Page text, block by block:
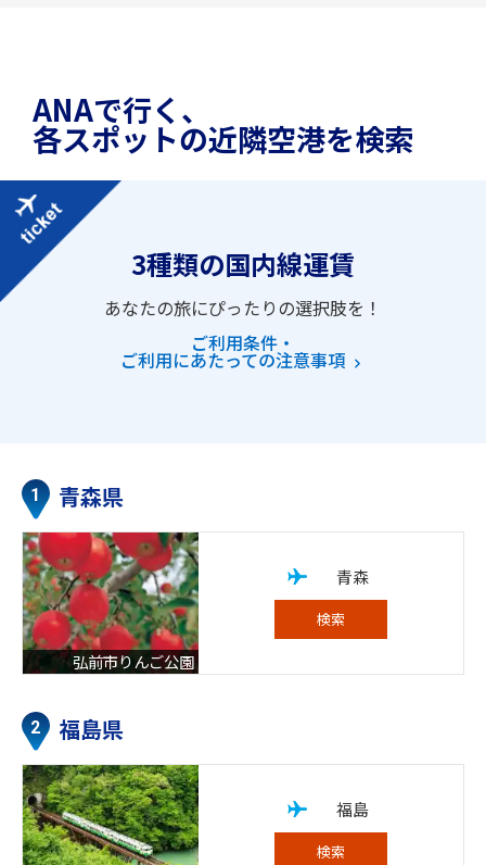
ANAで行く、
各スポットの近隣空港を検索
3種類の国内線運賃
あなたの旅にぴったりの選択肢を！
ご利用条件・
ご利用にあたっての注意事項
青森県
弘前市りんご公園
青森
検索
福島県
福島
検索